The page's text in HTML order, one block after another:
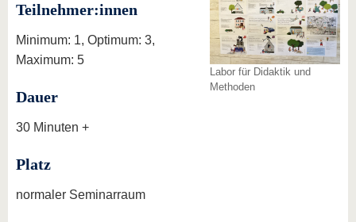
Labor für Didaktik und
Methoden
Teilnehmer:innen
Minimum: 1, Optimum: 3,
Maximum: 5
Dauer
30 Minuten +
Platz
normaler Seminarraum